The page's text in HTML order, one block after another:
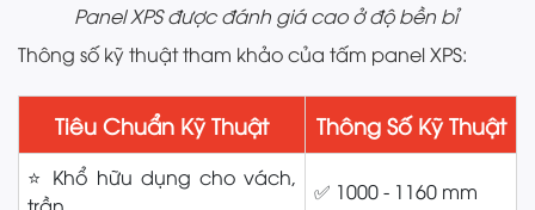
Panel XPSđược đánh giá cao ở độ bền bỉ
Thông số kỹ thuật tham khảo của tấm panel XPS:
Tiêu Chuẩn Kỹ Thuật Thông Số Kỹ Thuật
⭐ Khổ hữu dụng cho vách,
✅ 1000 - 1160 mm